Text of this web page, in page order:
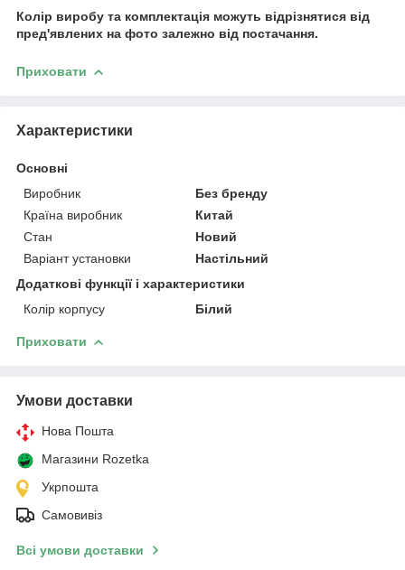
Колір виробу та комплектація можуть відрізнятися від
пред'явлених на фото залежно від постачання.
Приховати
Характеристики
Основні
Виробник
Без бренду
Країна виробник
Китай
Стан
Новий
Варіант установки
Настільний
Додаткові функції і характеристики
Колір корпусу
Білий
Приховати
Умови доставки
Нова Пошта
Магазини Rozetka
Укрпошта
Самовивіз
Всі умови доставки